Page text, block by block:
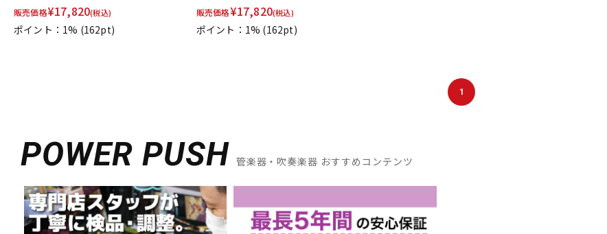
販売価格¥17,820(税込)
ポイント：1% (162pt)
販売価格¥17,820(税込)
ポイント：1% (162pt)
1
POWER PUSH 管楽器・吹奏楽器 おすすめコンテンツ